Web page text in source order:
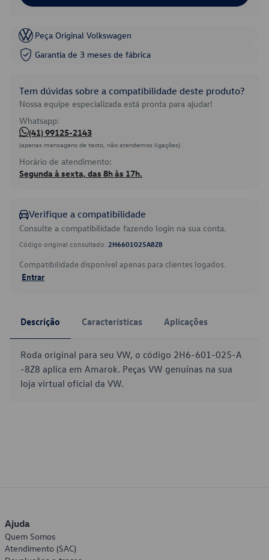
Peça Original Volkswagen
Garantia de 3 meses de fábrica
Tem dúvidas sobre a compatibilidade deste produto?
Nossa equipe especializada está pronta para ajudar!
Whatsapp:
(41) 99125-2143
(apenas mensagens de texto, não atendemos ligações)
Horário de atendimento:
Segunda à sexta, das 8h às 17h.
Verifique a compatibilidade
Consulte a compatibilidade fazendo login na sua conta.
Código original consultado: 2H6601025A8Z8
Compatibilidade disponível apenas para clientes logados.
Entrar
Descrição Características Aplicações
Roda original para seu VW, o código 2H6-601-025-A
-8Z8 aplica em Amarok. Peças VW genuínas na sua
loja virtual oficial da VW.
Ajuda
Quem Somos
Atendimento (SAC)